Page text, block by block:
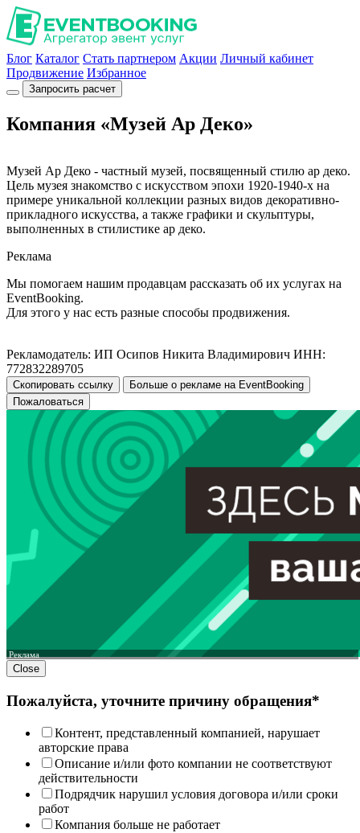
Блог Каталог Стать партнером Акции Личный кабинет
Продвижение Избранное
Запросить расчет
Компания «Музей Ар Деко»
Музей Ар Деко - частный музей, посвященный стилю ар деко.
Цель музея знакомство с искусством эпохи 1920-1940-х на
примере уникальной коллекции разных видов декоративно-
прикладного искусства, а также графики и скульптуры,
выполненных в стилистике ар деко.
Реклама
Мы помогаем нашим продавцам рассказать об их услугах на
EventBooking.
Для этого у нас есть разные способы продвижения.
Рекламодатель: ИП Осипов Никита Владимирович ИНН:
772832289705
Скопировать ссылку
Больше о рекламе на EventBooking
Пожаловаться
Реклама
Close
Пожалуйста, уточните причину обращения*
Контент, представленный компанией, нарушает
авторские права
Описание и/или фото компании не соответствуют
действительности
Подрядчик нарушил условия договора и/или сроки
работ
Компания больше не работает